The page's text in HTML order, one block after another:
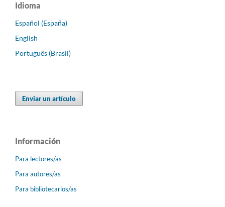
Idioma
Español (España)
English
Português (Brasil)
Enviar un artículo
Información
Para lectores/as
Para autores/as
Para bibliotecarios/as